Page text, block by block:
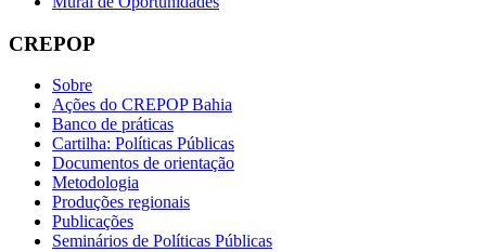
CREPOP
Sobre
Ações do CREPOP Bahia
Banco de práticas
Cartilha: Políticas Públicas
Documentos de orientação
Metodologia
Produções regionais
Publicações
Seminários de Políticas Públicas